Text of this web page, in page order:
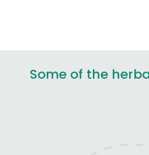
Some of the